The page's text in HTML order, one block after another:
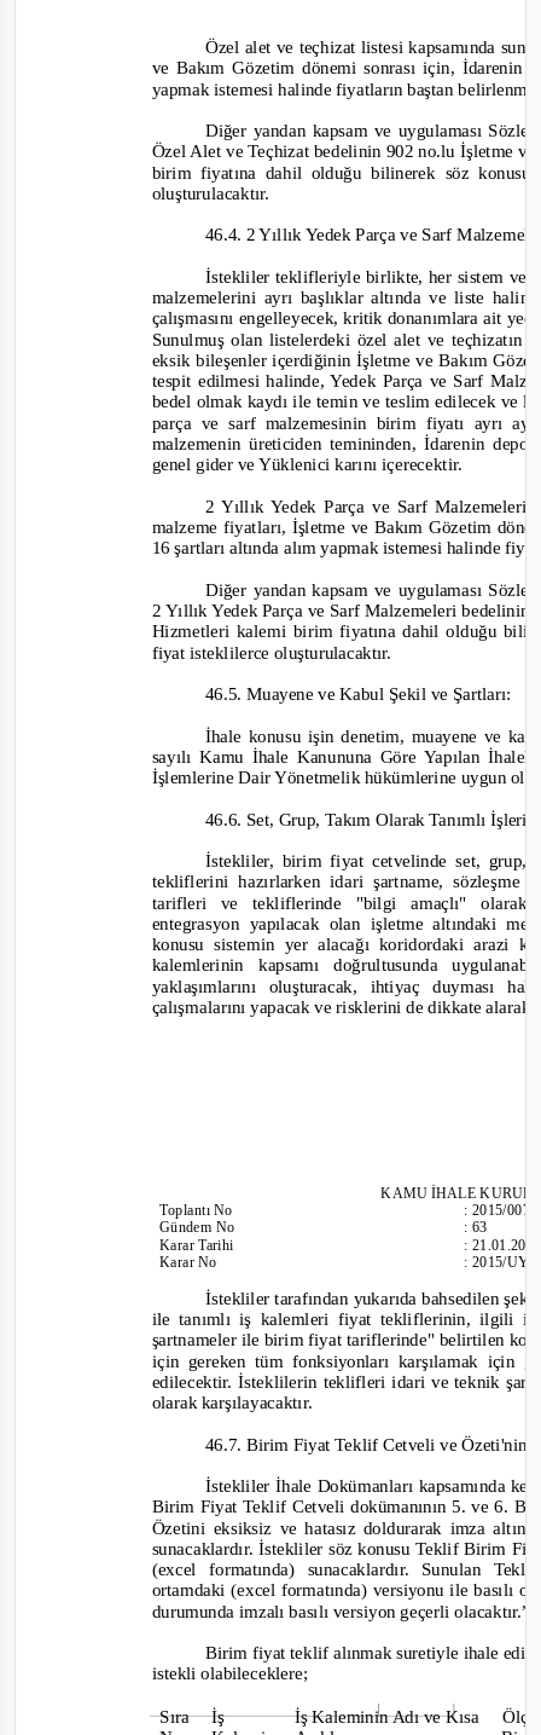
Özel alet ve teçhizat listesi kapsamında
ve Bakım Gözetim dönemi sonrası için, İdarenin
yapmak istemesi halinde fiyatların baştan
Diğer yandan kapsam ve uygulaması
Özel Alet ve Teçhizat bedelinin 902 no.lu İşletme
birim fiyatına dahil olduğu bilinerek söz
oluşturulacaktır.
46.4. 2 Yıllık Yedek Parça ve Sarf
İstekliler teklifleriyle birlikte, her sistem ve
malzemelerini ayrı başlıklar altında ve liste
çalışmasını engelleyecek, kritik donanımlara ait
Sunulmuş olan listelerdeki özel alet ve teçhizatın
eksik bileşenler içerdiğinin İşletme ve Bakım
tespit edilmesi halinde, Yedek Parça ve Sarf
bedel olmak kaydı ile temin ve teslim edilecek ve
parça ve sarf malzemesinin birim fiyatı ayrı
malzemenin üreticiden temininden, İdarenin
genel gider ve Yüklenici karını içerecektir.
2 Yıllık Yedek Parça ve Sarf
malzeme fiyatları, İşletme ve Bakım Gözetim
16 şartları altında alım yapmak istemesi halinde
Diğer yandan kapsam ve uygulaması
2 Yıllık Yedek Parça ve Sarf Malzemeleri
Hizmetleri  kalemi birim fiyatına dahil olduğu
fiyat isteklilerce oluşturulacaktır.
46.5. Muayene ve Kabul Şekil ve Şartları:
İhale konusu işin denetim, muayene ve
sayılı Kamu İhale Kanununa Göre Yapılan
İşlemlerine Dair Yönetmelik hükümlerine uygun
46.6. Set, Grup, Takım Olarak Tanımlı
İstekliler, birim fiyat cetvelinde set,
tekliflerini hazırlarken idari şartname,
tarifleri ve tekliflerinde "bilgi amaçlı"
entegrasyon yapılacak olan işletme altındaki
konusu sistemin yer alacağı koridordaki arazi
kalemlerinin kapsamı doğrultusunda
yaklaşımlarını oluşturacak, ihtiyaç duyması
çalışmalarını yapacak ve risklerini de dikkate
KAMU İHALE KU
ToplantıNo
Gündem No
Karar Tarihi
Karar No
:2015/007
:63
:
:2015/
İstekliler tarafından yukarıda bahsedilen
ile tanımlı iş kalemleri fiyat tekliflerinin, ilgili
şartnameler ile birim fiyat tariflerinde" belirtilen
için gereken tüm fonksiyonları karşılamak için
edilecektir. İsteklilerin teklifleri idari ve teknik
olarak karşılayacaktır.
46.7. Birim Fiyat Teklif Cetveli ve Özeti'nin
İstekliler İhale Dokümanları kapsamında
Birim Fiyat Teklif Cetveli dokümanının 5. ve 6.
Özetini eksiksiz ve hatasız doldurarak imza
sunacaklardır. İstekliler söz konusu Teklif Birim
(excel formatında) sunacaklardır. Sunulan
ortamdaki (excel formatında) versiyonu ile basılı
durumunda imzalı basılı versiyon geçerli olacaktır.”
Birim fiyat teklif alınmak suretiyle ihale
istekli olabileceklere;
Sıra İş İş Kaleminin Adı ve Kısa